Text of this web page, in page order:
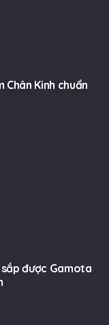
Chân Kinh chuẩn
được Gamota